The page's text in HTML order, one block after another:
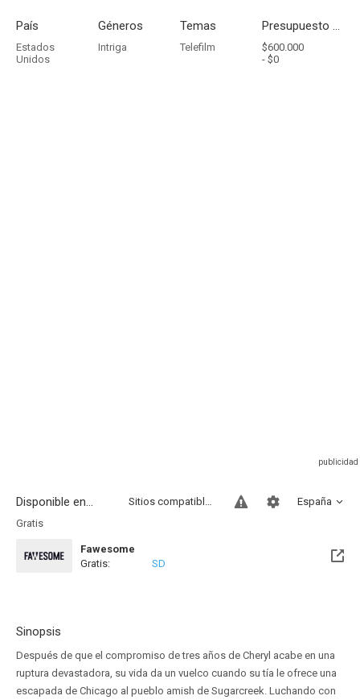
País
Estados
Unidos
Géneros
Intriga
Temas
Telefilm
Presupuesto - Ingresos
$600.000
- $0
Disponible en... España
Sitios compatibles
Gratis
Fawesome
Gratis:
SD
Sinopsis
Después de que el compromiso de tres años de Cheryl acabe en una
ruptura devastadora, su vida da un vuelco cuando su tía le ofrece una
escapada de Chicago al pueblo amish de Sugarcreek. Luchando con